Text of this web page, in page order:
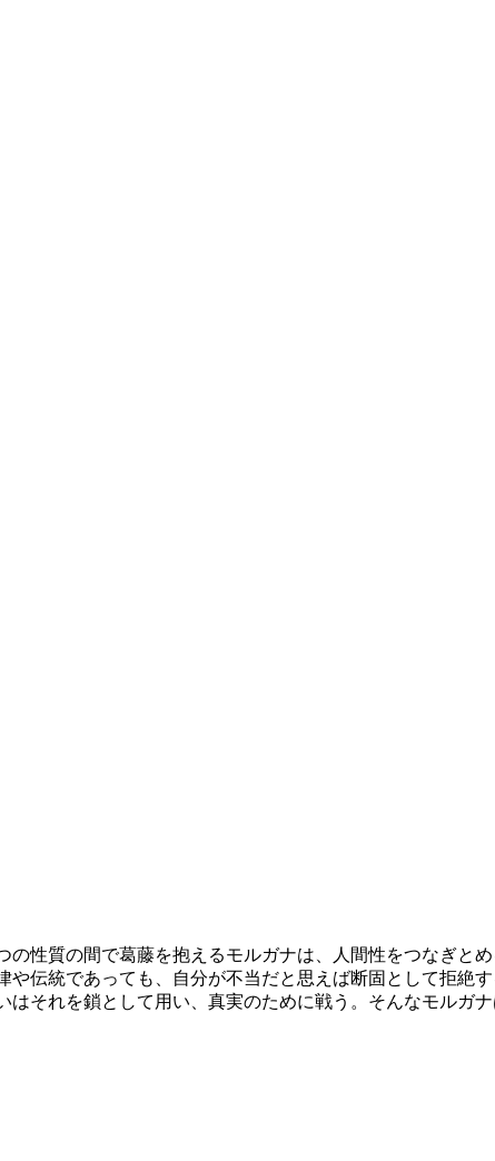
の性質の間で葛藤を抱えるモルガナは、人間性をつなぎと
伝統であっても、自分が不当だと思えば断固として拒絶
それを鎖として用い、真実のために戦う。そんなモルガナ